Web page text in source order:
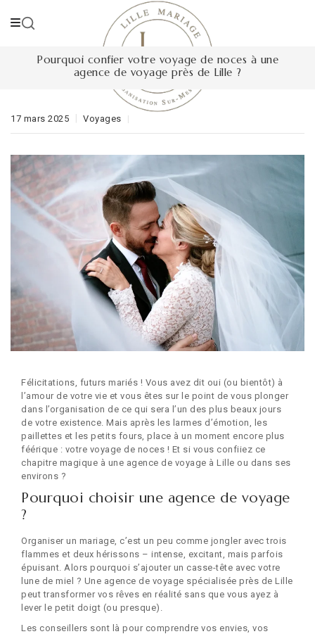
Pourquoi confier votre voyage de noces à une
agence de voyage près de Lille ?
17 mars 2025 Voyages
Félicitations, futurs mariés ! Vous avez dit oui (ou bientôt) à
l’amour de votre vie et vous êtes sur le point de vous plonger
dans l’organisation de ce qui sera l’un des plus beaux jours
de votre existence. Mais après les larmes d’émotion, les
paillettes et les petits fours, place à un moment encore plus
féérique : votre voyage de noces ! Et si vous confiiez ce
chapitre magique à une agence de voyage à Lille ou dans ses
environs ?
Pourquoi choisir une agence de voyage
?
Organiser un mariage, c’est un peu comme jongler avec trois
flammes et deux hérissons – intense, excitant, mais parfois
épuisant. Alors pourquoi s’ajouter un casse-tête avec votre
lune de miel ? Une agence de voyage spécialisée près de Lille
peut transformer vos rêves en réalité sans que vous ayez à
lever le petit doigt (ou presque).
Les conseillers sont là pour comprendre vos envies, vos